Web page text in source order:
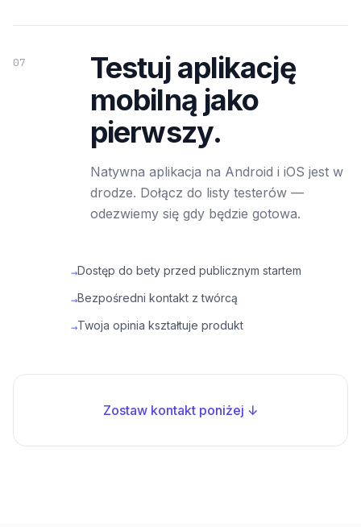
07
Testuj aplikację
mobilną jako
pierwszy.
Natywna aplikacja na Android i iOS jest w
drodze. Dołącz do listy testerów —
odezwiemy się gdy będzie gotowa.
→Dostęp do bety przed publicznym startem
→Bezpośredni kontakt z twórcą
→Twoja opinia kształtuje produkt
Zostaw kontakt poniżej ↓